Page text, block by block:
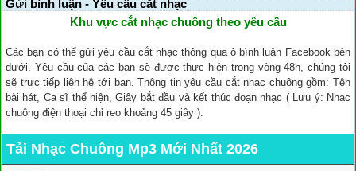
Gửi bình luận - Yêu cầu cắt nhạc
Khu vực cắt nhạc chuông theo yêu cầu
Các bạn có thể gửi yêu cầu cắt nhạc thông qua ô bình luận Facebook bên
dưới. Yêu cầu của các bạn sẽ được thực hiện trong vòng 48h, chúng tôi
sẽ trực tiếp liên hệ tới bạn. Thông tin yêu cầu cắt nhạc chuông gồm: Tên
bài hát, Ca sĩ thể hiện, Giây bắt đầu và kết thúc đoạn nhạc ( Lưu ý: Nhạc
chuông điện thoại chỉ reo khoảng 45 giây ).
Tải Nhạc Chuông Mp3 Mới Nhất 2026